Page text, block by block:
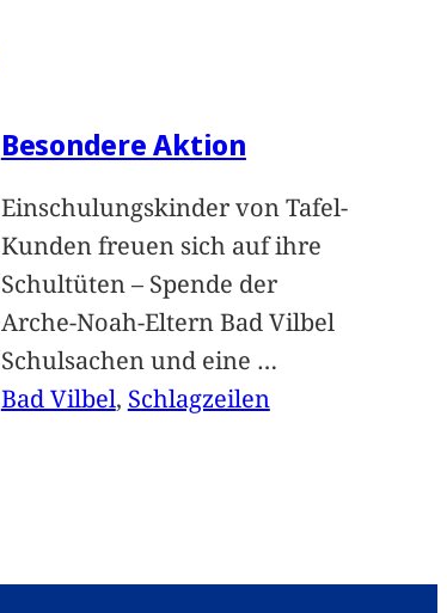
Besondere Aktion
Einschulungskinder von Tafel-
Kunden freuen sich auf ihre
Schultüten – Spende der
Arche-Noah-Eltern Bad Vilbel
Schulsachen und eine …
Bad Vilbel, Schlagzeilen